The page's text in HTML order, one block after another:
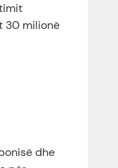
30 milionë
dhe